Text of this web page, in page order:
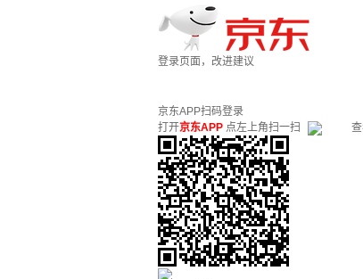
登录页面，改进建议
京东APP扫码登录
打开京东APP 点左上角扫一扫